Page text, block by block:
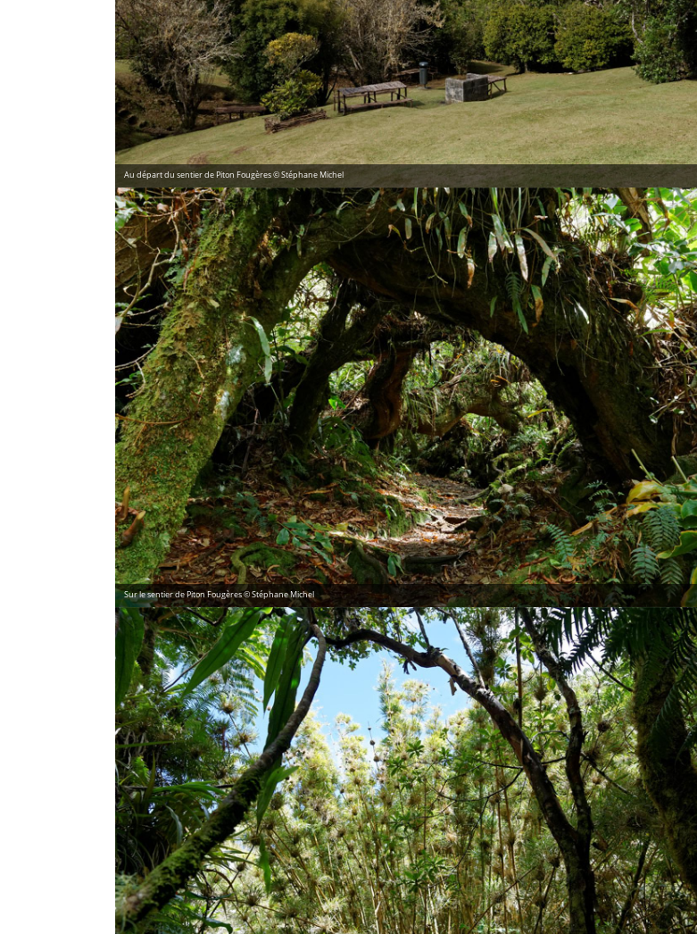
Au départ du sentier de Piton Fougères © Stéphane Michel
Sur le sentier de Piton Fougères © Stéphane Michel